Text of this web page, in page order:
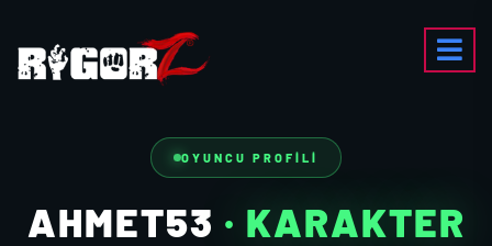
OYUNCU PROFILI
AHMET53 · KARAKTER